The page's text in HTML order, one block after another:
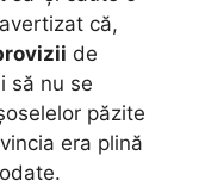
că,
de
să nu se
păzite
era plină